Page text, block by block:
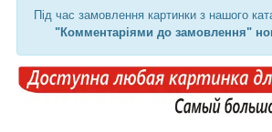
Під час замовлення картинки з нашого
"Комментаріями до замовлення"